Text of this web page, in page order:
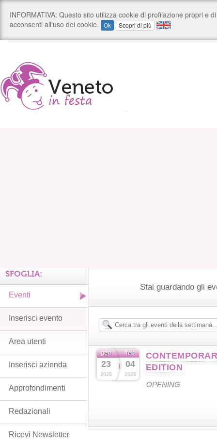
Stai guardando gli
gen
23
2025
feb
04
2025
EDITION
OPENING
SFOGLIA:
Eventi
Inserisci evento
Area utenti
Inserisci azienda
Approfondimenti
Redazionali
Ricevi Newsletter